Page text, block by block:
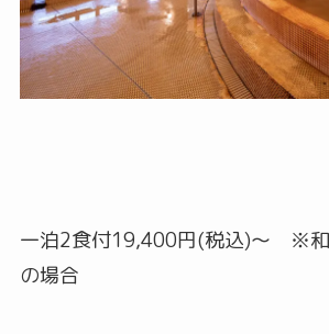
一泊2食付19,400円(税込)～ ※和
の場合